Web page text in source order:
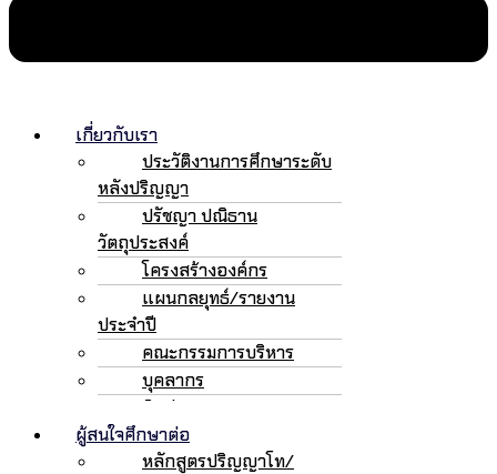
เกี่ยวกับเรา
ประวัติงานการศึกษาระดับ
หลังปริญญา
ปรัชญา ปณิธาน
วัตถุประสงค์
โครงสร้างองค์กร
แผนกลยุทธ์/รายงาน
ประจำปี
คณะกรรมการบริหาร
บุคลากร
ติดต่อเรา
ผู้สนใจศึกษาต่อ
หลักสูตรปริญญาโท/